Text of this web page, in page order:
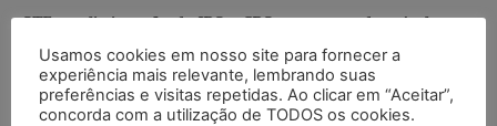
STF amplia isenção de IBS e CBS na compra de veículos
níveis
DIREITO TRIBUTÁRIO 07/08/2026
Usamos cookies em nosso site para fornecer a
experiência mais relevante, lembrando suas
preferências e visitas repetidas. Ao clicar em “Aceitar”,
concorda com a utilização de TODOS os cookies.